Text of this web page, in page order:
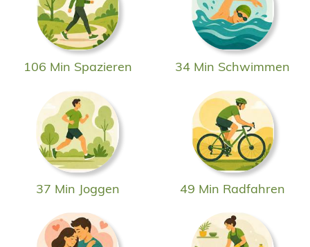
106 Min Spazieren 34 Min Schwimmen
37 Min Joggen 49 Min Radfahren